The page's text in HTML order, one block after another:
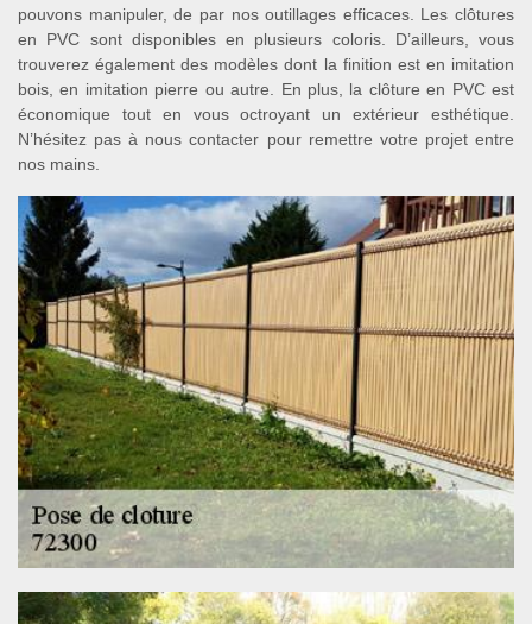
pouvons manipuler, de par nos outillages efficaces. Les clôtures
en PVC sont disponibles en plusieurs coloris. D’ailleurs, vous
trouverez également des modèles dont la finition est en imitation
bois, en imitation pierre ou autre. En plus, la clôture en PVC est
économique tout en vous octroyant un extérieur esthétique.
N’hésitez pas à nous contacter pour remettre votre projet entre
nos mains.